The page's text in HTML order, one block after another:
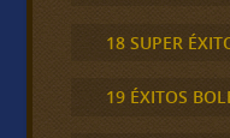
18 SUPER
19 ÉXITOS